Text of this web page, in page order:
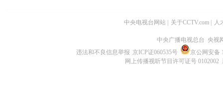
中央电视台网站 关于CCTV.com 人
中央广播电视总台 央视
违法和不良信息举报 京ICP证060535号
京公网安备
网上传播视听节目许可证号 0102002